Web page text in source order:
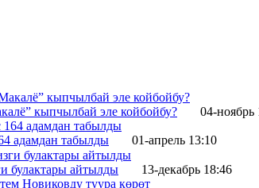
кыпчылбай эле койбойбу? 04-ноябрь
адамдан табылды 01-апрель 13:10
булактары айтылды 13-декабрь 18:46